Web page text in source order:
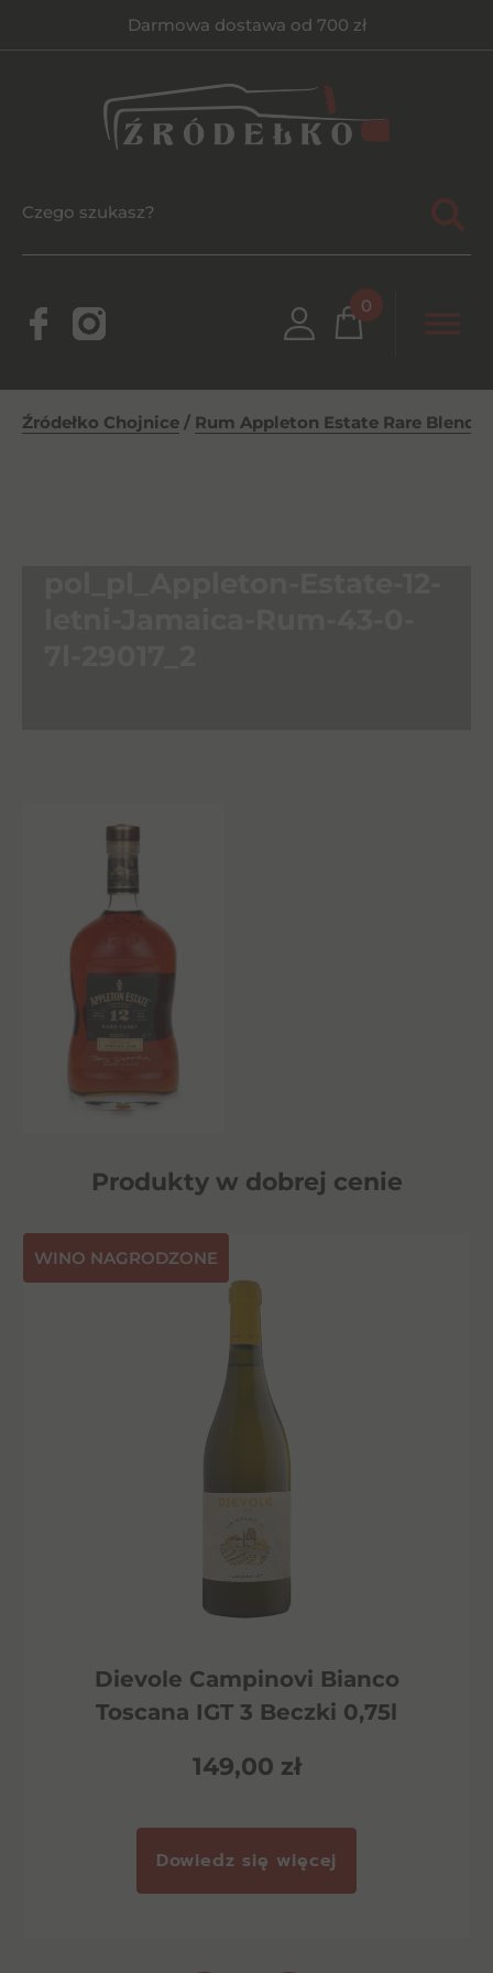
Darmowa dostawa od 700 zł
0
Źródełko Chojnice / Rum Appleton Estate Rare Blend
Produkty w dobrej cenie
⁠WINO NAGRODZONE
Dievole Campinovi Bianco
Toscana IGT 3 Beczki 0,75l
149,00 zł
Dowiedz się więcej